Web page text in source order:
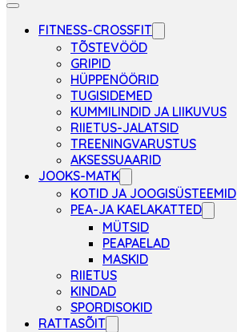
FITNESS-CROSSFIT
TÕSTEVÖÖD
GRIPID
HÜPPENÖÖRID
TUGISIDEMED
KUMMILINDID JA LIIKUVUS
RIIETUS-JALATSID
TREENINGVARUSTUS
AKSESSUAARID
JOOKS-MATK
KOTID JA JOOGISÜSTEEMID
PEA-JA KAELAKATTED
MÜTSID
PEAPAELAD
MASKID
RIIETUS
KINDAD
SPORDISOKID
RATTASÕIT